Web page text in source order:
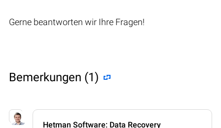
Gerne beantworten wir Ihre Fragen!
Bemerkungen (1)
Hetman Software: Data Recovery